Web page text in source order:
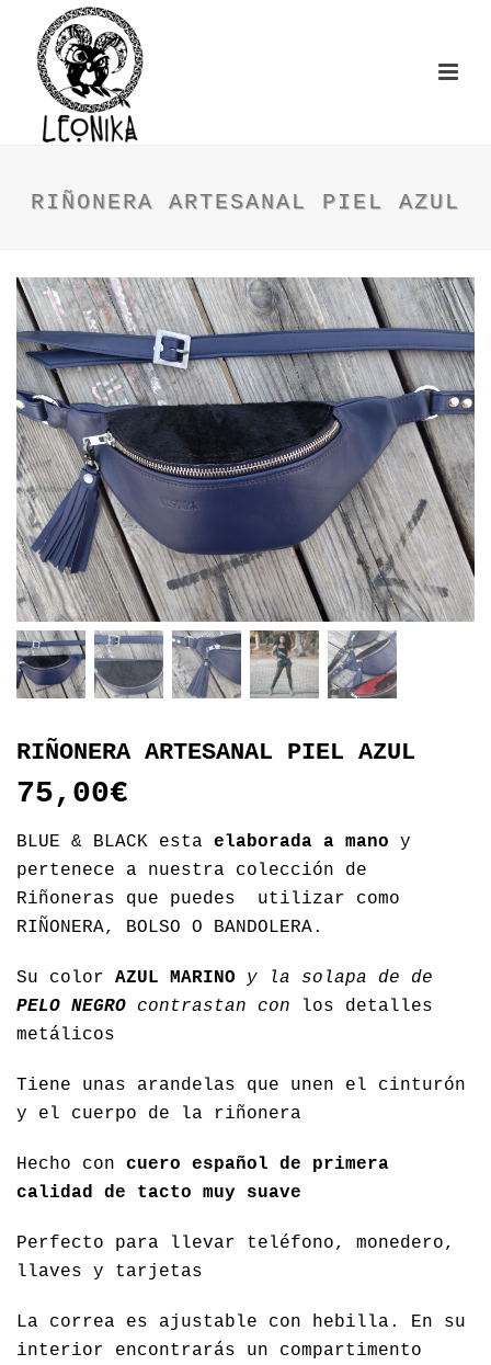
RIÑONERA ARTESANAL PIEL AZUL
RIÑONERA ARTESANAL PIEL AZUL
75,00€
BLUE & BLACK esta elaborada a mano y
pertenece a nuestra colección de
Riñoneras que puedes utilizar como
RIÑONERA, BOLSO O BANDOLERA.
Su color AZUL MARINO
y la solapa de de
PELO NEGRO contrastan con los detalles
metálicos
Tiene unas arandelas que unen el cinturón
y el cuerpo de la riñonera
Hecho con cuero español de primera
calidad de tacto muy suave
Perfecto para llevar teléfono, monedero,
llaves y tarjetas
La correa es ajustable con hebilla. En su
interior encontrarás un compartimento